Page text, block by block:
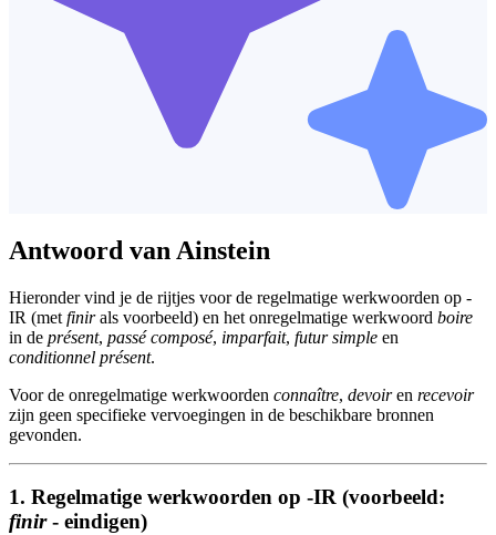
Antwoord van Ainstein
Hieronder vind je de rijtjes voor de regelmatige werkwoorden op -
IR (met finirals voorbeeld) en het onregelmatige werkwoord boire
in de présent, passé composé, imparfait, futur simple en
conditionnel présent.
Voor de onregelmatige werkwoorden connaître, devoiren recevoir
zijn geen specifieke vervoegingen in de beschikbare bronnen
gevonden.
1. Regelmatige werkwoorden op -IR (voorbeeld:
finir- eindigen)